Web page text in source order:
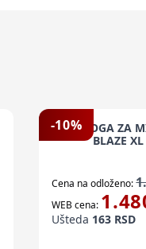
-10%
PODLOGA ZA
BLAZE
Cena na odloženo:
WEB cena:
Ušteda 163 RSD